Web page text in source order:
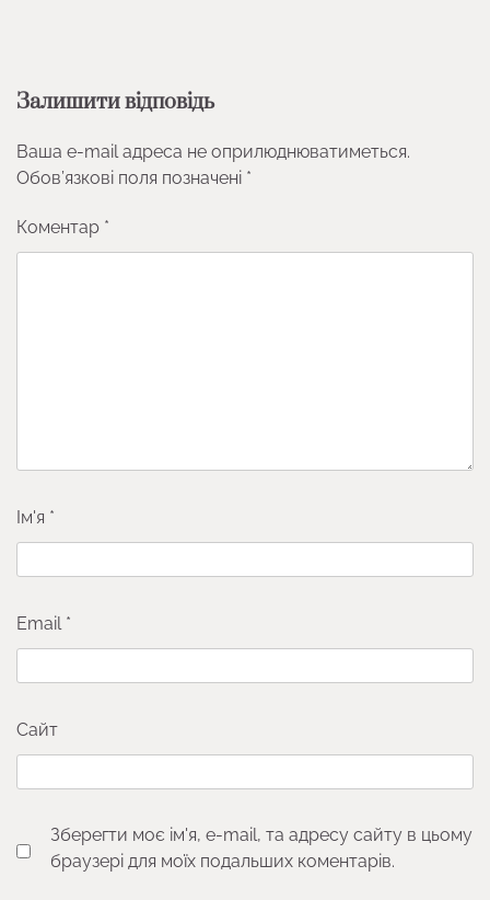
Залишити відповідь
Ваша e-mail адреса не оприлюднюватиметься.
Обов’язкові поля позначені *
Коментар *
Ім'я *
Email *
Сайт
Зберегти моє ім'я, e-mail, та адресу сайту в цьому
браузері для моїх подальших коментарів.